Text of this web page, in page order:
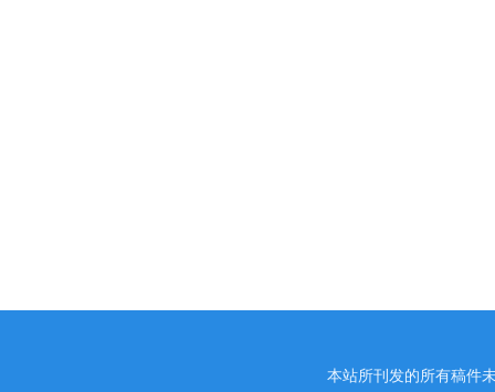
本站所刊发的所有稿件